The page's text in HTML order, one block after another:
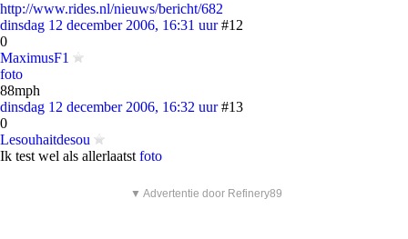
http://www.rides.nl/nieuws/bericht/682
dinsdag 12 december 2006, 16:31 uur #12
0
MaximusF1
foto
88mph
dinsdag 12 december 2006, 16:32 uur #13
0
Lesouhaitdesou
Ik test wel als allerlaatst foto
▼ Advertentie door Refinery89